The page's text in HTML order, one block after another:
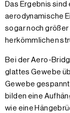
Das Ergebnis sind
aerodynamische
sogar noch größer
herkömmlichen
Bei der Aero-
glattes Gewebe
Gewebe
bilden eine
wie eine